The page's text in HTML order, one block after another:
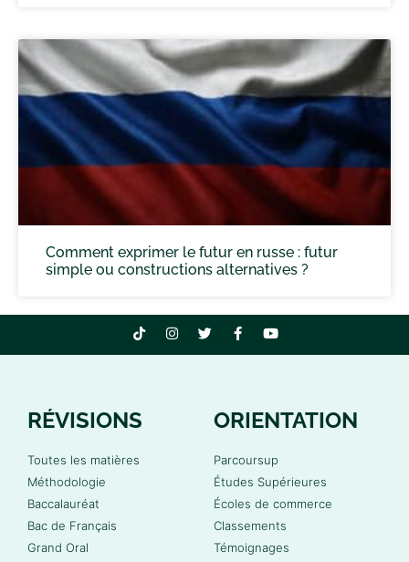
Comment exprimer le futur en russe : futur
simple ou constructions alternatives ?
RÉVISIONS
Toutes les matières
Méthodologie
Baccalauréat
Bac de Français
Grand Oral
ORIENTATION
Parcoursup
Études Supérieures
Écoles de commerce
Classements
Témoignages